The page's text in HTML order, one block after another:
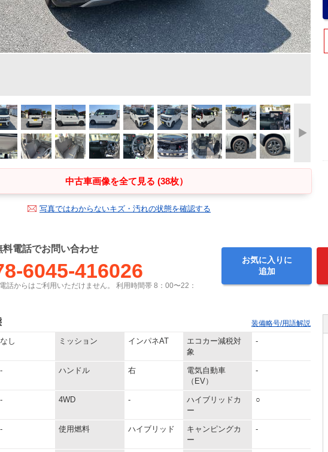
中古車画像を全て見る (38枚）
写真ではわからないキズ・汚れの状態を確認する
料電話でお問い合わせ
6045-416026
話からはご利用いただけません。 利用時間帯 8：00〜22：
お気に入りに
追加
装備略号/用語解説
なし ミッション インパネAT
エコカー減税対
象
-
- ハンドル 右
電気自動車
（EV）
-
- 4WD -
ハイブリッドカ
ー
○
- 使用燃料 ハイブリッド
キャンピングカ
ー
-